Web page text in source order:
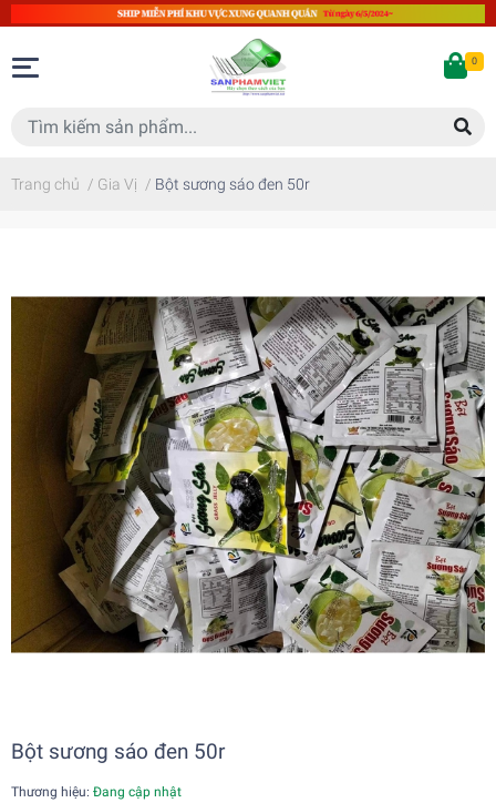
0
Trang chủ / Gia Vị / Bột sương sáo đen 50r
Bột sương sáo đen 50r
Thương hiệu: Đang cập nhật